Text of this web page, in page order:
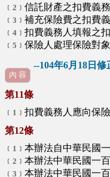
﹝2﹞ 信託財產之扣費義
﹝3﹞ 補充保險費之扣費
﹝4﹞ 扣費義務人填報之
﹝5﹞ 保險人處理保險對
--104年6月18日修
內 容
第11條
﹝1﹞ 扣費義務人應向保
第12條
﹝1﹞ 本辦法自中華民國
﹝2﹞ 本辦法中華民國一
﹝3﹞ 本辦法中華民國一